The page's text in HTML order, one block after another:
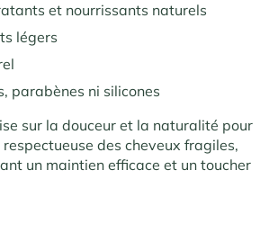
et nourrissants naturels
légers
parabènes ni silicones
sur la douceur et la naturalité pour
des cheveux fragiles,
un maintien efficace et un toucher